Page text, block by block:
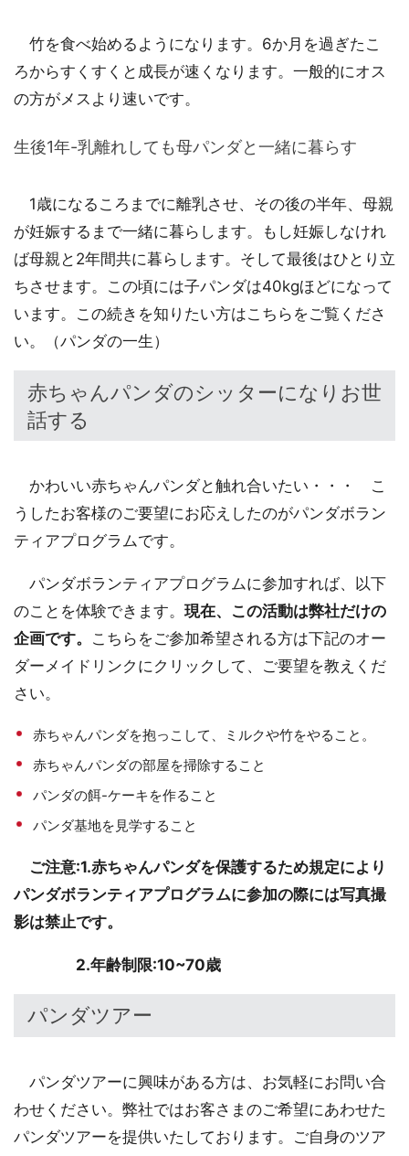
竹を食べ始めるようになります。6か月を過ぎたこ
ろからすくすくと成長が速くなります。一般的にオス
の方がメスより速いです。
生後1年-乳離れしても母パンダと一緒に暮らす
1歳になるころまでに離乳させ、その後の半年、母親
が妊娠するまで一緒に暮らします。もし妊娠しなけれ
ば母親と2年間共に暮らします。そして最後はひとり立
ちさせます。この頃には子パンダは40kgほどになって
います。この続きを知りたい方はこちらをご覧くださ
い。（パンダの一生）
赤ちゃんパンダのシッターになりお世
話する
かわいい赤ちゃんパンダと触れ合いたい・・・ こ
うしたお客様のご要望にお応えしたのがパンダボラン
ティアプログラムです。
パンダボランティアプログラムに参加すれば、以下
のことを体験できます。 現在、この活動は弊社だけの
企画です。 こちらをご参加希望される方は下記のオー
ダーメイドリンクにクリックして、ご要望を教えくだ
さい。
赤ちゃんパンダを抱っこして、ミルクや竹をやること。
赤ちゃんパンダの部屋を掃除すること
パンダの餌-ケーキを作ること
パンダ基地を見学すること
ご注意:1.赤ちゃんパンダを保護するため規定により
パンダボランティアプログラムに参加の際には写真撮
影は禁止です。
2.年齢制限:10~70歳
パンダツアー
パンダツアーに興味がある方は、お気軽にお問い合
わせください。弊社ではお客さまのご希望にあわせた
パンダツアーを提供いたしております。ご自身のツア